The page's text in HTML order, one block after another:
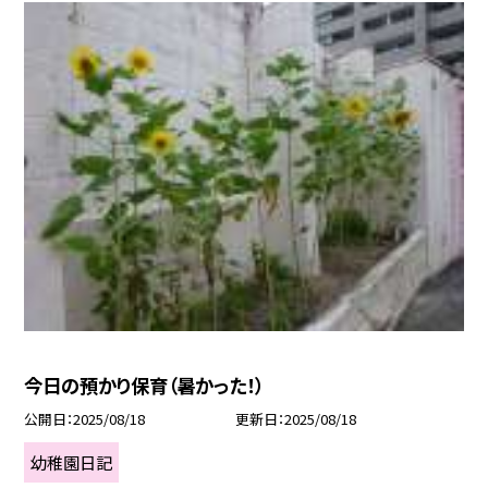
今日の預かり保育（暑かった！）
公開日 2025/08/18 更新日 2025/08/18
幼稚園日記